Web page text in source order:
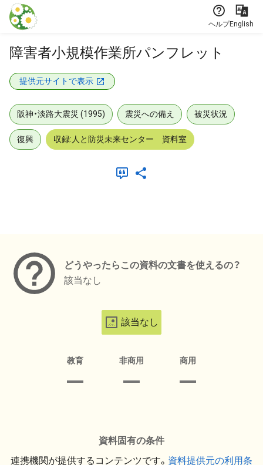
本文に飛ぶ
ヘルプEnglish
障害者小規模作業所パンフレット
提供元サイトで表示
阪神・淡路大震災 (1995) 震災への備え 被災状況
復興 収録:人と防災未来センター 資料室
どうやったらこの資料の文書を使えるの？
該当なし
該当なし
教育 非商用 商用
資料固有の条件
連携機関が提供するコンテンツです。 資料提供元の利用条